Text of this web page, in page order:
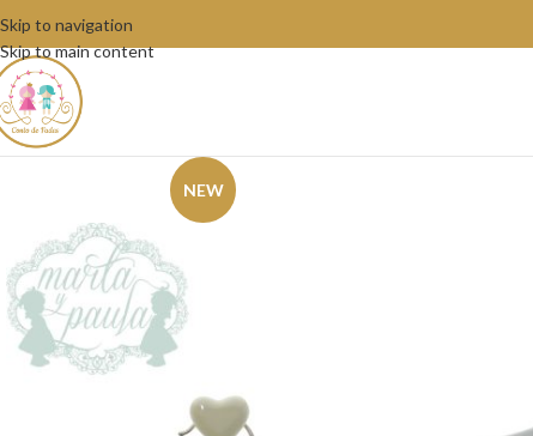
Skip to navigation
Skip to main content
NEW